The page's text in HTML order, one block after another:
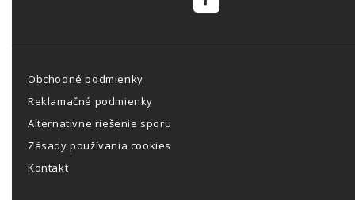
Obchodné podmienky
Reklamačné podmienky
Alternativne riešenie sporu
Zásady používania cookies
Kontakt